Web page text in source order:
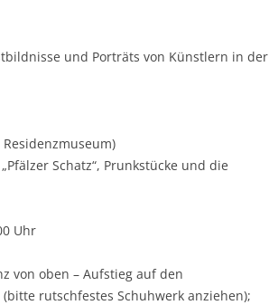
und Porträts von Künstlern in der
Schatz“, Prunkstücke und die
Uhr
von oben – Aufstieg auf den
rutschfestes Schuhwerk anziehen);